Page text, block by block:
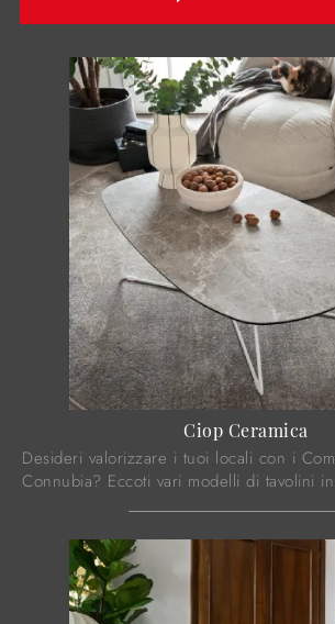
Ciop Ceramica
Desideri valorizzare i tuoi locali con i
Connubia? Eccoti vari modelli di tavolini